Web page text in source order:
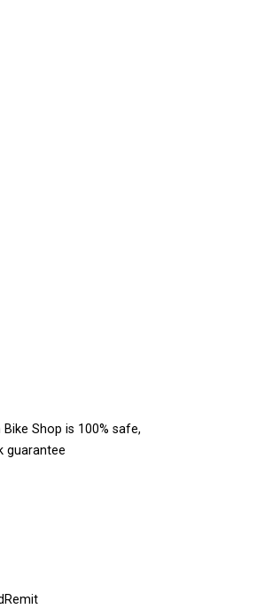
Shop is 100% safe,
guarantee